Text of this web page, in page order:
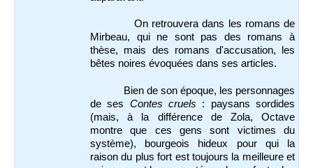
On retrouvera dans les romans de
Mirbeau, qui ne sont pas des romans à
thèse, mais des romans d'accusation, les
bêtes noires évoquées dans ses articles.
Bien de son époque, les personnages
de ses Contes cruels : paysans sordides
(mais, à la différence de Zola, Octave
montre que ces gens sont victimes du
système), bourgeois hideux pour qui la
raison du plus fort est toujours la meilleure et